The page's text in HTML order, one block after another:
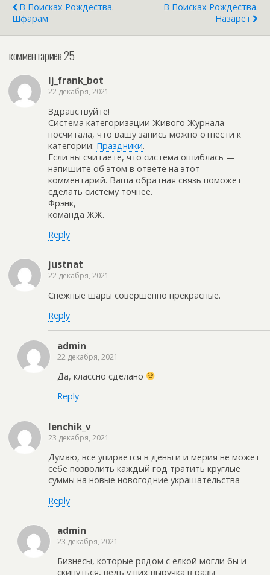
В Поисках Рождества.
Шфарам
В Поисках Рождества.
Назарет
комментариев 25
lj_frank_bot
22 декабря, 2021
Здравствуйте!
Система категоризации Живого Журнала
посчитала, что вашу запись можно отнести к
категории: Праздники.
Если вы считаете, что система ошиблась —
напишите об этом в ответе на этот
комментарий. Ваша обратная связь поможет
сделать систему точнее.
Фрэнк,
команда ЖЖ.
Reply
justnat
22 декабря, 2021
Снежные шары совершенно прекрасные.
Reply
admin
22 декабря, 2021
Да, классно сделано
Reply
lenchik_v
23 декабря, 2021
Думаю, все упирается в деньги и мерия не может
себе позволить каждый год тратить круглые
суммы на новые новогодние украшательства
Reply
admin
23 декабря, 2021
Бизнесы, которые рядом с елкой могли бы и
скинуться, ведь у них выручка в разы